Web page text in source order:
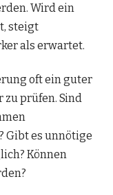
Wird ein
steigt
als erwartet.
oft ein guter
prüfen. Sind
Gibt es unnötige
Können